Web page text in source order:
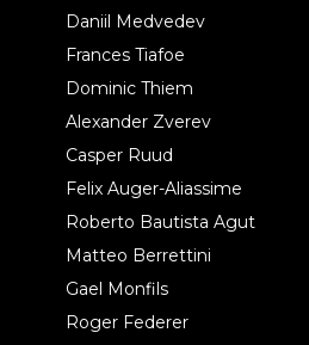
Daniil Medvedev
Frances Tiafoe
Dominic Thiem
Alexander Zverev
Casper Ruud
Felix Auger-Aliassime
Roberto Bautista Agut
Matteo Berrettini
Gael Monfils
Roger Federer